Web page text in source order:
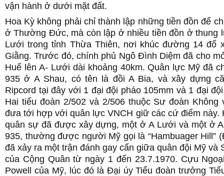
vận hành ở dưới mặt đất.
Hoa Kỳ không phải chỉ thành lập những tiền đồn để
ở Thường Đức, mà còn lập ở nhiều tiền đồn ở thung
Lưới trong tỉnh Thừa Thiên, nơi khúc đường 14 đổ
Giằng. Trước đó, chính phủ Ngô Đình Diệm đã cho
Huế lên A- Lưới dài khoảng 40km. Quân lực Mỹ đã
935 ở A Shau, có tên là đồi A Bia, và xây dựng
Ripcord tại đây với 1 đại đội pháo 105mm và 1 đại
Hai tiểu đoàn 2/502 và 2/506 thuộc Sư đoàn Không
đưa tới hợp với quân lực VNCH giữ các cứ điểm này.
quân sự đã được xây dựng, một ở A Lưới và một ở
935, thường được người Mỹ gọi là “Hambuager Hill”
đã xảy ra một trận đánh gay cấn giữa quân đội Mỹ và
của Cộng Quân từ ngày 1 đến 23.7.1970. Cựu
Powell của Mỹ, lúc đó là Đại úy Tiểu đoàn trưởng